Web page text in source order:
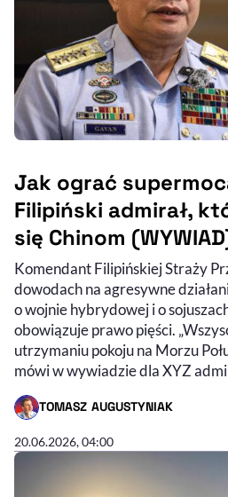
Jak ograć
Filipiński admirał,
się Chinom
Komendant Filipińskiej Straży
dowodach na agresywne
o wojnie hybrydowej i o
obowiązuje prawo pięści.
utrzymaniu pokoju na Morzu
mówi w wywiadzie dla XYZ
TOMASZ AUGUSTYNIAK
- AUTOR ARTYKUŁU - PROFIL
20.06.2026, 04:00